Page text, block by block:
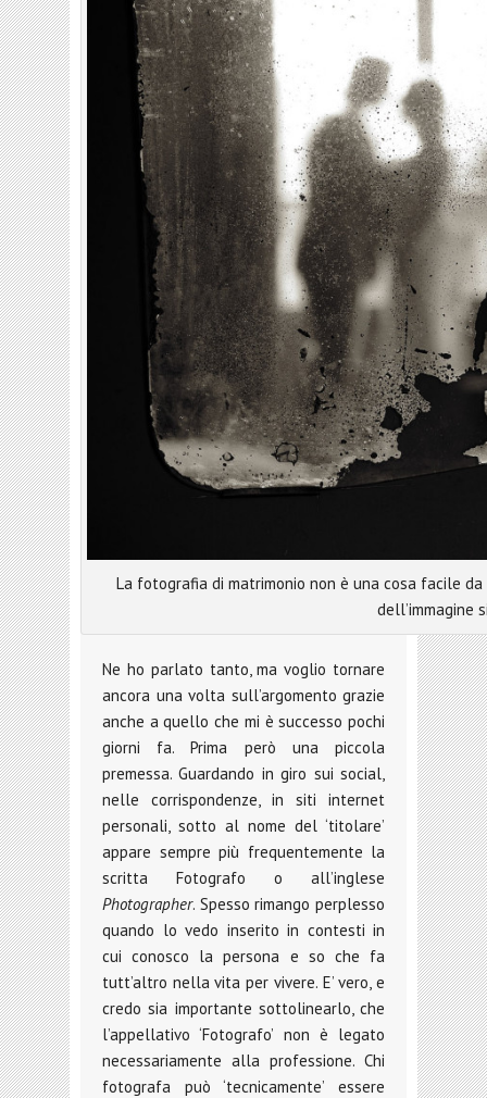
La fotografia di matrimonio non è una cosa facile
dell’immagine
Ne ho parlato tanto, ma voglio tornare
ancora una volta sull’argomento grazie
anche a quello che mi è successo pochi
giorni fa. Prima però una piccola
premessa. Guardando in giro sui social,
nelle corrispondenze, in siti internet
personali, sotto al nome del ‘titolare’
appare sempre più frequentemente la
scritta Fotografo o all’inglese
Photographer. Spesso rimango perplesso
quando lo vedo inserito in contesti in
cui conosco la persona e so che fa
tutt’altro nella vita per vivere. E’ vero, e
credo sia importante sottolinearlo, che
l’appellativo ‘Fotografo’ non è legato
necessariamente alla professione. Chi
fotografa può ‘tecnicamente’ essere